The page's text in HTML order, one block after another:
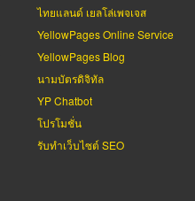
ไทยแลนด์ เยลโล่เพจเจส
YellowPages Online Service
YellowPages Blog
นามบัตรดิจิทัล
YP Chatbot
โปรโมชั่น
รับทำเว็บไซต์ SEO